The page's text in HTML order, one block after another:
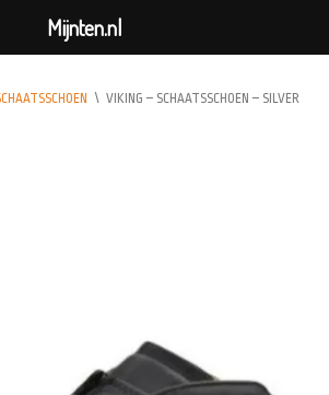
\ VIKING – SCHAATSSCHOEN – SILVER
Mijnten.nl